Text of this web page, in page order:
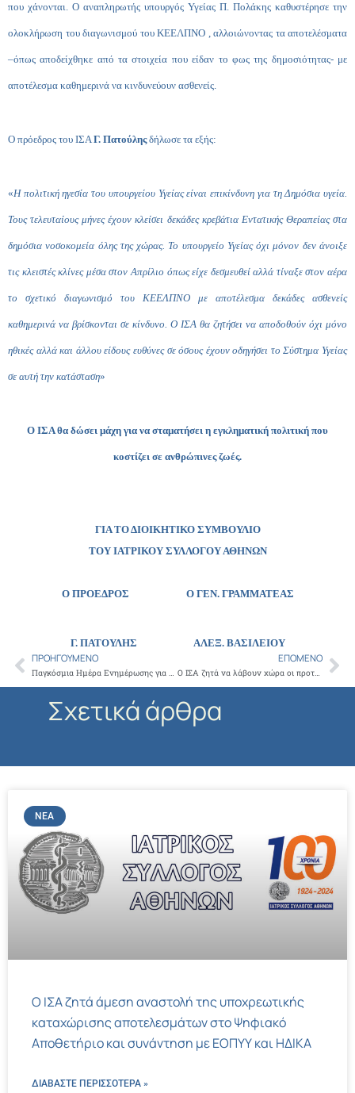
που χάνονται. Ο αναπληρωτής υπουργός Υγείας Π. Πολάκης καθυστέρησε την
ολοκλήρωση του διαγωνισμού του ΚΕΕΛΠΝΟ , αλλοιώνοντας τα αποτελέσματα
–όπως αποδείχθηκε από τα στοιχεία που είδαν το φως της δημοσιότητας- με
αποτέλεσμα καθημερινά να κινδυνεύουν ασθενείς.
Ο πρόεδρος του ΙΣΑΓ. Πατούληςδήλωσε τα εξής:
«Η πολιτική ηγεσία του υπουργείου Υγείας είναι επικίνδυνη για τη Δημόσια υγεία.
Τους τελευταίους μήνες έχουν κλείσει δεκάδες κρεβάτια Εντατικής Θεραπείας στα
δημόσια νοσοκομεία όλης της χώρας. Το υπουργείο Υγείας όχι μόνον δεν άνοιξε
τις κλειστές κλίνες μέσα στον Απρίλιο όπως είχε δεσμευθεί αλλά τίναξε στον αέρα
το σχετικό διαγωνισμό του ΚΕΕΛΠΝΟ με αποτέλεσμα δεκάδες ασθενείς
καθημερινά να βρίσκονται σε κίνδυνο. Ο ΙΣΑ θα ζητήσει να αποδοθούν όχι μόνο
ηθικές αλλά και άλλου είδους ευθύνες σε όσους έχουν οδηγήσει το Σύστημα Υγείας
σε αυτή την κατάσταση»
Ο ΙΣΑ θα δώσει μάχη για να σταματήσει η εγκληματική πολιτική που
κοστίζει σε ανθρώπινες ζωές.
ΓΙΑ ΤΟ ΔΙΟΙΚΗΤΙΚΟ ΣΥΜΒΟΥΛΙΟ
ΤΟΥ ΙΑΤΡΙΚΟΥ ΣΥΛΛΟΓΟΥ ΑΘΗΝΩΝ
Ο ΠΡΟΕΔΡΟΣ Ο ΓΕΝ. ΓΡΑΜΜΑΤΕΑΣ
Γ. ΠΑΤΟΥΛΗΣ ΑΛΕΞ. ΒΑΣΙΛΕΙΟΥ
Prev
ΠΡΟΗΓΟΎΜΕΝΟ
Παγκόσμια Ημέρα Ενημέρωσης για τον Αυτισμό 2 Απριλίου 2016, με θέμα: ” Αυτισμός και η Ατζέντα του 2030: Συμπερίληψη και Ποικίλες Νευρολογικές Παθήσεις” ( Autism and the 2030 Agenda: Inclusion and Neurodiversity)
ΕΠΌΜΕΝΟ
Ο ΙΣΑ ζητά να λάβουν χώρα οι προτεινόμενες τροποποιήσεις στην Πρωτοβάθμια Φροντίδα Υγείας
Σχετικά άρθρα
ΝΈΑ
Ο ΙΣΑ ζητά άμεση αναστολή της υποχρεωτικής
καταχώρισης αποτελεσμάτων στο Ψηφιακό
Αποθετήριο και συνάντηση με ΕΟΠΥΥ και ΗΔΙΚΑ
ΔΙΑΒΑΣΤΕ ΠΕΡΙΣΣΌΤΕΡΑ »